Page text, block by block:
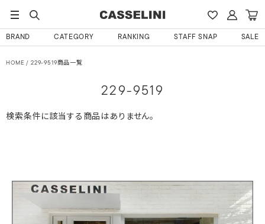
BRAND CATEGORY RANKING STAFF SNAP SALE
HOME 229-9519商品一覧
229-9519
検索条件に該当する商品はありません。